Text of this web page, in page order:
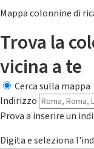
Mappa colonnine di
Trova la
vicina a te
Cerca sulla mappa
Indirizzo
Prova a inserire un
Digita e seleziona